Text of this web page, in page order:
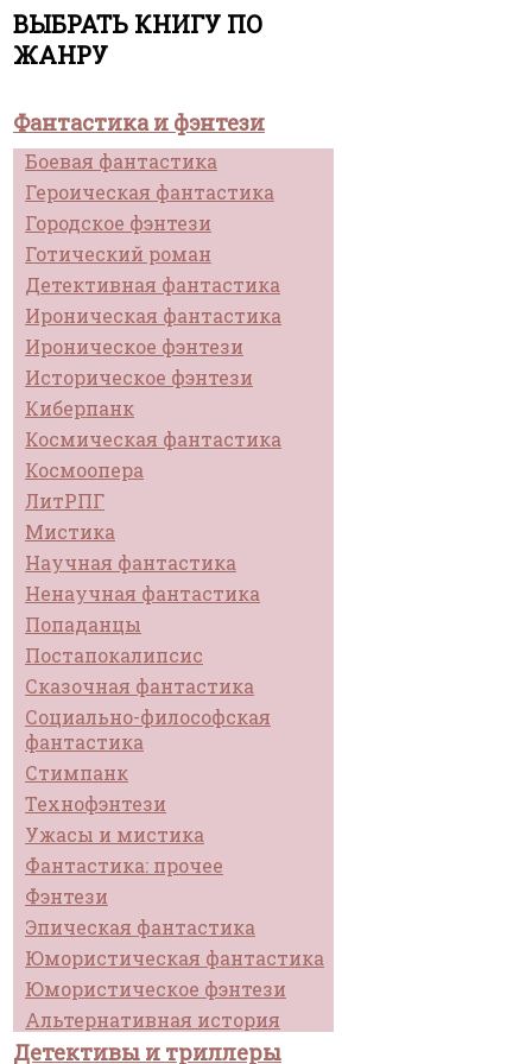
ВЫБРАТЬ КНИГУ ПО
ЖАНРУ
Фантастика и фэнтези
Боевая фантастика
Героическая фантастика
Городское фэнтези
Готический роман
Детективная фантастика
Ироническая фантастика
Ироническое фэнтези
Историческое фэнтези
Киберпанк
Космическая фантастика
Космоопера
ЛитРПГ
Мистика
Научная фантастика
Ненаучная фантастика
Попаданцы
Постапокалипсис
Сказочная фантастика
Социально-философская
фантастика
Стимпанк
Технофэнтези
Ужасы и мистика
Фантастика: прочее
Фэнтези
Эпическая фантастика
Юмористическая фантастика
Юмористическое фэнтези
Альтернативная история
Детективы и триллеры